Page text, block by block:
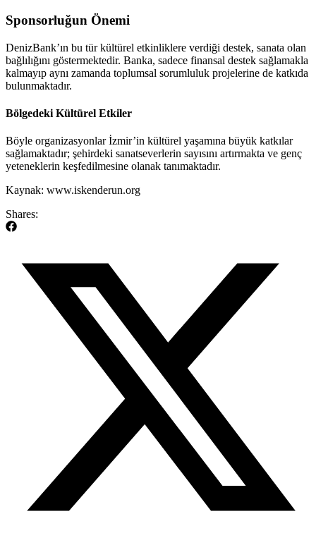
Sponsorluğun Önemi
DenizBank’ın bu tür kültürel etkinliklere verdiği destek, sanata olan
bağlılığını göstermektedir. Banka, sadece finansal destek sağlamakla
kalmayıp aynı zamanda toplumsal sorumluluk projelerine de katkıda
bulunmaktadır.
Bölgedeki Kültürel Etkiler
Böyle organizasyonlar İzmir’in kültürel yaşamına büyük katkılar
sağlamaktadır; şehirdeki sanatseverlerin sayısını artırmakta ve genç
yeteneklerin keşfedilmesine olanak tanımaktadır.
Kaynak: www.iskenderun.org
Shares: